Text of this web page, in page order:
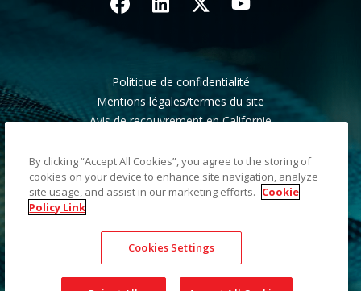
Politique de confidentialité
Mentions légales/termes du site
Avis de recouvrement en Californie
Plan du site
©2026 Kodak Alaris LLC TM/MC/MR : Alaris, ScanMate.
Toutes les marques commerciales et les dénominations
commerciales utilisées sont la propriété de leurs détenteurs
respectifs. La marque commerciale et l'identité visuelle de
Kodak sont utilisées sous licence acquise auprès de la société
Eastman Kodak Company.
By clicking “Accept All Cookies”, you agree to the storing of
cookies on your device to enhance site navigation, analyze
site usage, and assist in our marketing efforts. Cookie
Policy Link
Cookies Settings